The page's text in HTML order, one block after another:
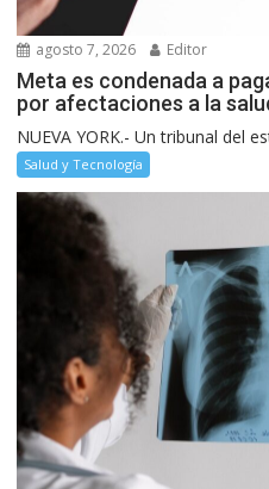
agosto 7, 2026 Editor
Meta es condenada a
por afectaciones a la
NUEVA YORK.- Un tribunal del
Salud y Tecnología